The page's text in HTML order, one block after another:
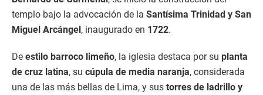
templo bajo la advocación de la Santísima Trinidad y San
Miguel Arcángel , inaugurado en 1722.
De estilo barroco limeño, la iglesia destaca por su planta
de cruz latina, su cúpula de media naranja, considerada
una de las más bellas de Lima, y sus torres de ladrillo y